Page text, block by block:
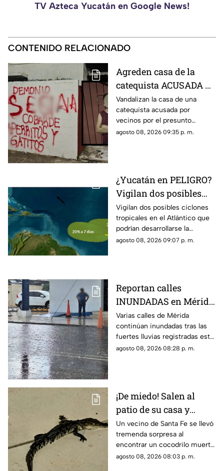
TV Azteca Yucatán en Google News!
CONTENIDO RELACIONADO
Agreden casa de la
catequista ACUSADA de
maltrato animal en
Piedra de Agua; así
quedó la vivienda
Vandalizan la casa de una
catequista acusada por
vecinos por el presunto
envenenamiento de mascotas
agosto 08, 2026 09:35 p. m.
¿Yucatán en PELIGRO?
Vigilan dos posibles
ciclones en el Atlantico;
esto se sabe
Vigilan dos posibles ciclones
tropicales en el Atlántico que
podrían desarrollarse la
próxima semana y más de uno
agosto 08, 2026 09:07 p. m.
Reportan calles
INUNDADAS en Mérida
tras fuertes lluvias de
hoy, sábado 8 de agosto
Varias calles de Mérida
continúan inundadas tras las
fuertes lluvias registradas este
sábado, afectando el tránsito
agosto 08, 2026 08:28 p. m.
¡De miedo! Salen al
patio de su casa y
encuentran un
cocodrilo SIN VIDA;
pasó en Santa Fe
Un vecino de Santa Fe se llevó
tremenda sorpresa al
encontrar un cocodrilo muerto
en el patio de su casa sin que
agosto 08, 2026 08:03 p. m.